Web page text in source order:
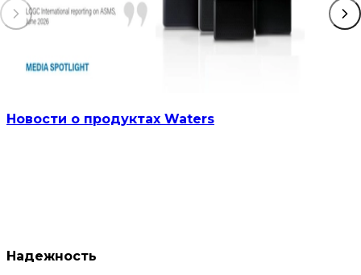
Новости о продуктах Waters
Надежность